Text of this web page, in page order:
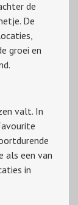
de
De
groei en
valt. In
als een van
in